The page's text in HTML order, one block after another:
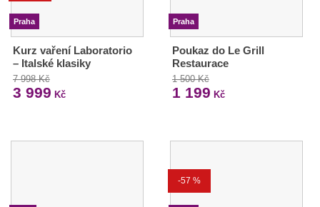
Praha
Kurz vaření Laboratorio
– Italské klasiky
7 998 Kč
3 999 Kč
Praha
Poukaz do Le Grill
Restaurace
1 500 Kč
1 199 Kč
-57 %